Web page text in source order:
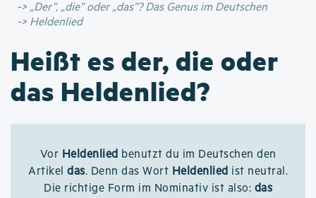
„Der”, „die” oder „das”? Das Genus im Deutschen
Heldenlied
Heißt es der, die oder
das Heldenlied?
Vor Heldenlied benutzt du im Deutschen den
Artikel das. Denn das Wort Heldenlied ist neutral.
Die richtige Form im Nominativ ist also: das